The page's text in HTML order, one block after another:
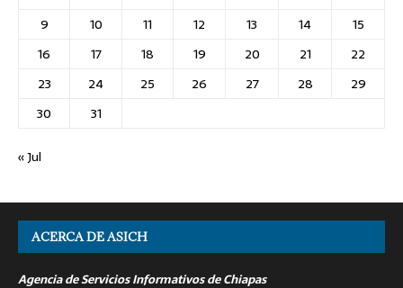
9
10 11 12 13 14
15
16
17 18 19 20 21
22
23
24 25 26 27 28
29
30
31
« Jul
ACERCA DE ASICH
Agencia de Servicios Informativos de Chiapas